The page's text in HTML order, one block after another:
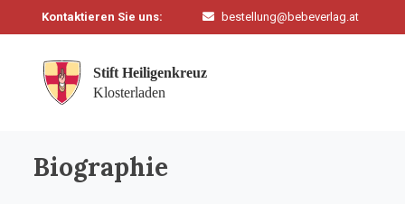
Kontaktieren Sie uns: bestellung@bebeverlag.at
Biographie